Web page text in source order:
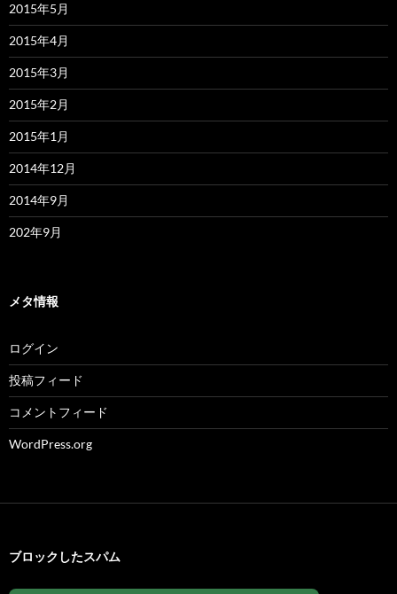
2015年5月
2015年4月
2015年3月
2015年2月
2015年1月
2014年12月
2014年9月
202年9月
メタ情報
ログイン
投稿フィード
コメントフィード
WordPress.org
ブロックしたスパム